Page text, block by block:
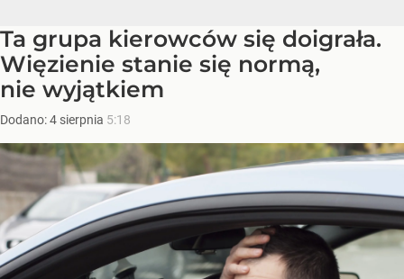
Ta grupa kierowców się doigrała.
Więzienie stanie się normą,
nie wyjątkiem
Dodano:4 sierpnia 5:18